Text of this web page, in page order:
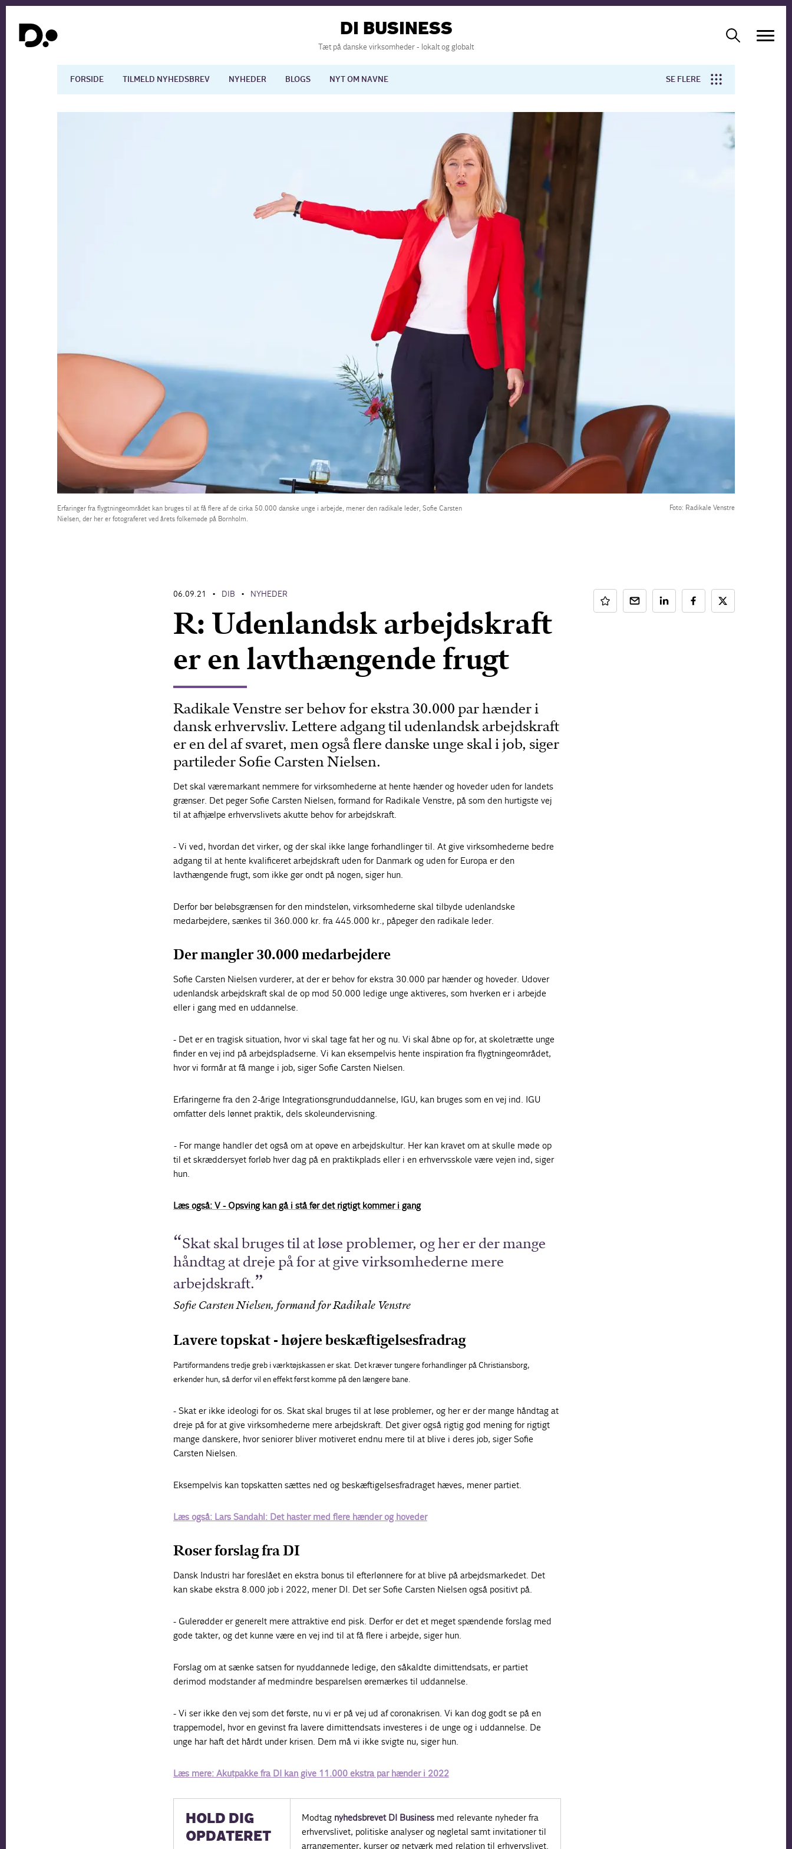
DI BUSINESS
Tæt på danske virksomheder - lokalt og globalt
FORSIDE TILMELD NYHEDSBREV NYHEDER BLOGS NYT OM NAVNE SE FLERE
International økonomi Arbejdsmiljø
Europapolitik Forskning
Erfaringer fra flygtningeområdet kan bruges til at få flere af de cirka 50.000 danske unge i arbejde, mener den radikale leder, Sofie Carsten
Nielsen, der her er fotograferet ved årets folkemøde på Bornholm.
Foto: Radikale Venstre
06.09.21 • DIB • NYHEDER
R: Udenlandsk arbejdskraft
er en lavthængende frugt
Radikale Venstre ser behov for ekstra 30.000 par hænder i
dansk erhvervsliv. Lettere adgang til udenlandsk arbejdskraft
er en del af svaret, men også flere danske unge skal i job, siger
partileder Sofie Carsten Nielsen.
Det skal være markant nemmere for virksomhederne at hente hænder og hoveder uden for landets
grænser. Det peger Sofie Carsten Nielsen, formand for Radikale Venstre, på som den hurtigste vej
til at afhjælpe erhvervslivets akutte behov for arbejdskraft.
- Vi ved, hvordan det virker, og der skal ikke lange forhandlinger til. At give virksomhederne bedre
adgang til at hente kvalificeret arbejdskraft uden for Danmark og uden for Europa er den
lavthængende frugt, som ikke gør ondt på nogen, siger hun.
Derfor bør beløbsgrænsen for den mindsteløn, virksomhederne skal tilbyde udenlandske
medarbejdere, sænkes til 360.000 kr. fra 445.000 kr., påpeger den radikale leder.
Der mangler 30.000 medarbejdere
Sofie Carsten Nielsen vurderer, at der er behov for ekstra 30.000 par hænder og hoveder. Udover
udenlandsk arbejdskraft skal de op mod 50.000 ledige unge aktiveres, som hverken er i arbejde
eller i gang med en uddannelse.
- Det er en tragisk situation, hvor vi skal tage fat her og nu. Vi skal åbne op for, at skoletrætte unge
finder en vej ind på arbejdspladserne. Vi kan eksempelvis hente inspiration fra flygtningeområdet,
hvor vi formår at få mange i job, siger Sofie Carsten Nielsen.
Erfaringerne fra den 2-årige Integrationsgrunduddannelse, IGU, kan bruges som en vej ind. IGU
omfatter dels lønnet praktik, dels skoleundervisning.
- For mange handler det også om at opøve en arbejdskultur. Her kan kravet om at skulle møde op
til et skræddersyet forløb hver dag på en praktikplads eller i en erhvervsskole være vejen ind, siger
hun.
Læs også: V - Opsving kan gå i stå før det rigtigt kommer i gang
Skat skal bruges til at løse problemer, og her er der mange
håndtag at dreje på for at give virksomhederne mere
arbejdskraft.
Sofie Carsten Nielsen, formand for Radikale Venstre
Lavere topskat - højere beskæftigelsesfradrag
Partiformandens tredje greb i værktøjskassen er skat. Det kræver tungere forhandlinger på Christiansborg,
erkender hun, så derfor vil en effekt først komme på den længere bane.
- Skat er ikke ideologi for os. Skat skal bruges til at løse problemer, og her er der mange håndtag at
dreje på for at give virksomhederne mere arbejdskraft. Det giver også rigtig god mening for rigtigt
mange danskere, hvor seniorer bliver motiveret endnu mere til at blive i deres job, siger Sofie
Carsten Nielsen.
Eksempelvis kan topskatten sættes ned og beskæftigelsesfradraget hæves, mener partiet.
Læs også: Lars Sandahl: Det haster med flere hænder og hoveder
Roser forslag fra DI
Dansk Industri har foreslået en ekstra bonus til efterlønnere for at blive på arbejdsmarkedet. Det
kan skabe ekstra 8.000 job i 2022, mener DI. Det ser Sofie Carsten Nielsen også positivt på.
- Gulerødder er generelt mere attraktive end pisk. Derfor er det et meget spændende forslag med
gode takter, og det kunne være en vej ind til at få flere i arbejde, siger hun.
Forslag om at sænke satsen for nyuddannede ledige, den såkaldte dimittendsats, er partiet
derimod modstander af medmindre besparelsen øremærkes til uddannelse.
- Vi ser ikke den vej som det første, nu vi er på vej ud af coronakrisen. Vi kan dog godt se på en
trappemodel, hvor en gevinst fra lavere dimittendsats investeres i de unge og i uddannelse. De
unge har haft det hårdt under krisen. Dem må vi ikke svigte nu, siger hun.
Læs mere: Akutpakke fra DI kan give 11.000 ekstra par hænder i 2022
HOLD DIG
OPDATERET
Modtag nyhedsbrevet DI Businessmed relevante nyheder fra
erhvervslivet, politiske analyser og nøgletal samt invitationer til
arrangementer, kurser og netværk med relation til erhvervslivet.